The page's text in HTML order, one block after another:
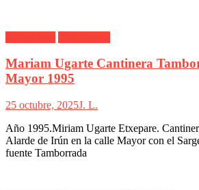
Mariam Ugarte Cantinera
Mayor 1995
25 octubre, 2025J. L.
Año 1995.Miriam Ugarte Etxepare.
Alarde de Irún en la calle Mayor con el
fuente Tamborrada